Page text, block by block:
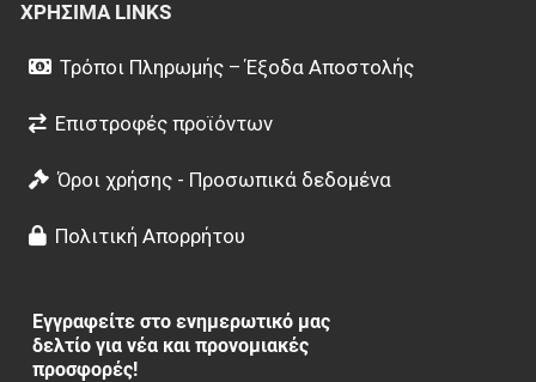
ΧΡΉΣΙΜΑ LINKS
Τρόποι Πληρωμής – Έξοδα Αποστολής
Επιστροφές προϊόντων
Όροι χρήσης - Προσωπικά δεδομένα
Πολιτική Απορρήτου
Εγγραφείτε στο ενημερωτικό μας
δελτίο για νέα και προνομιακές
προσφορές!